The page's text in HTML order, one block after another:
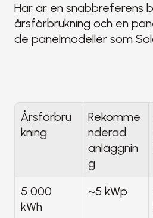
Här är en snabbreferens
årsförbrukning och en
de panelmodeller som
Årsförbru
kning
Rekomme
nderad
anläggnin
g
5 000
kWh
~5 kWp